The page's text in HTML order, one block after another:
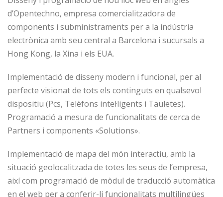
d’Opentechno, empresa comercialitzadora de
components i subministraments per a la indústria
electrònica amb seu central a Barcelona i sucursals a
Hong Kong, la Xina i els EUA.
Implementació de disseny modern i funcional, per al
perfecte visionat de tots els continguts en qualsevol
dispositiu (Pcs, Telèfons intel·ligents i Tauletes).
Programació a mesura de funcionalitats de cerca de
Partners i components «Solutions».
Implementació de mapa del món interactiu, amb la
situació geolocalitzada de totes les seus de l’empresa,
així com programació de mòdul de traducció automàtica
en el web per a conferir-li funcionalitats multilingües